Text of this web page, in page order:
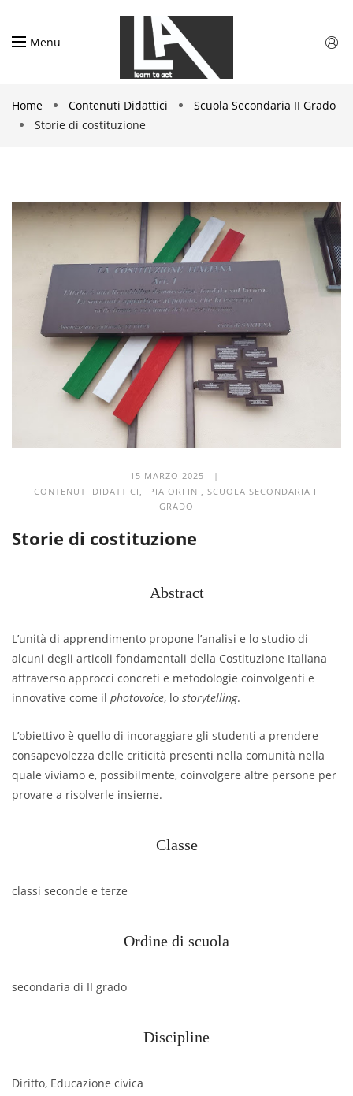
Menu
Home Contenuti Didattici
Scuola Secondaria II Grado
Storie di costituzione
15 MARZO 2025 |
CONTENUTI DIDATTICI , IPIA ORFINI , SCUOLA SECONDARIA II
GRADO
Storie di costituzione
Abstract
L’unità di apprendimento propone l’analisi e lo studio di
alcuni degli articoli fondamentali della Costituzione Italiana
attraverso approcci concreti e metodologie coinvolgenti e
innovative come il photovoice, lo storytelling.
L’obiettivo è quello di incoraggiare gli studenti a prendere
consapevolezza delle criticità presenti nella comunità nella
quale viviamo e, possibilmente, coinvolgere altre persone per
provare a risolverle insieme.
Classe
classi seconde e terze
Ordine di scuola
secondaria di II grado
Discipline
Diritto, Educazione civica